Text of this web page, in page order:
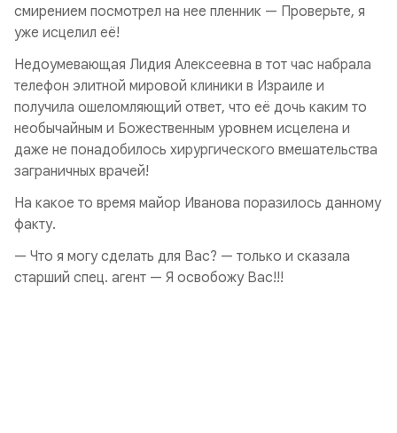
смирением посмотрел на нее пленник — Проверьте, я
уже исцелил её!
Недоумевающая Лидия Алексеевна в тот час набрала
телефон элитной мировой клиники в Израиле и
получила ошеломляющий ответ, что её дочь каким то
необычайным и Божественным уровнем исцелена и
даже не понадобилось хирургического вмешательства
заграничных врачей!
На какое то время майор Иванова поразилось данному
факту.
— Что я могу сделать для Вас? — только и сказала
старший спец. агент — Я освобожу Вас!!!